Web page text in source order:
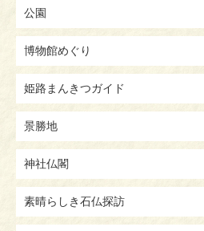
公園
博物館めぐり
姫路まんきつガイド
景勝地
神社仏閣
素晴らしき石仏探訪